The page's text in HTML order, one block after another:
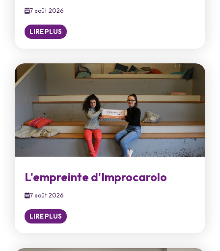
7 août 2026
LIRE PLUS
L'empreinte d'Improcarolo
7 août 2026
LIRE PLUS